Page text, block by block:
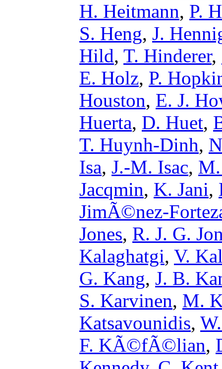
H. Heitmann, P.
S. Heng, J.
Hild, T. Hinderer,
E. Holz, P.
Houston, E. J.
Huerta, D. Huet,
T. Huynh-Dinh,
Isa, J.-M. Isac,
Jacqmin, K. Jani,
JimÃ©nez-
Jones, R. J. G.
Kalaghatgi, V.
G. Kang, J. B.
S. Karvinen, M.
Katsavounidis,
F. KÃ©fÃ©lian,